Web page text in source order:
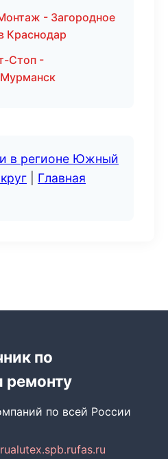
- Загородное
Краснодар
Стоп -
Мурманск
в регионе Южный
Главная
по
ремонту
по всей России
alutex.spb.rufas.ru